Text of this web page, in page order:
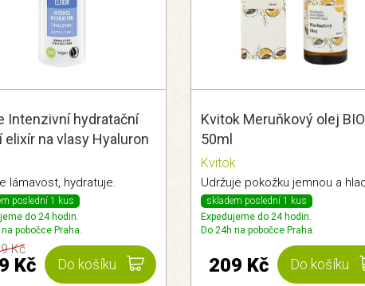
Intenzivní hydratační
elixír na vlasy Hyaluron
lámavost, hydratuje.
poslední 1 kus
do 24 hodin.
na pobočce Praha.
Do košíku
Kč
Kč
Kvitok Meruňkový olej BIO
50ml
Kvitok
skladem poslední 1 kus
Expedujeme do 24 hodin.
Do 24h na pobočce Praha.
Do košíku
209 Kč